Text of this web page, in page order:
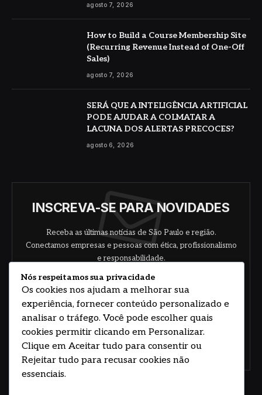
agosto 7, 2026
How to Build a Course Membership Site
(Recurring Revenue Instead of One-Off
Sales)
agosto 7, 2026
SERÁ QUE A INTELIGÊNCIA ARTIFICIAL
PODE AJUDAR A COLMATAR A
LACUNA DOS ALERTAS PRECOCES?
agosto 6, 2026
INSCREVA-SE PARA NOVIDADES
Receba as últimas notícias de São Paulo e região.
Conectamos empresas e pessoas com ética, profissionalismo
e responsabilidade.
Concorde com nossos termos e acordo de
Nós respeitamos sua privacidade
Os cookies nos ajudam a melhorar sua
experiência, fornecer conteúdo personalizado e
analisar o tráfego. Você pode escolher quais
cookies permitir clicando em Personalizar.
Clique em Aceitar tudo para consentir ou
Rejeitar tudo para recusar cookies não
essenciais.